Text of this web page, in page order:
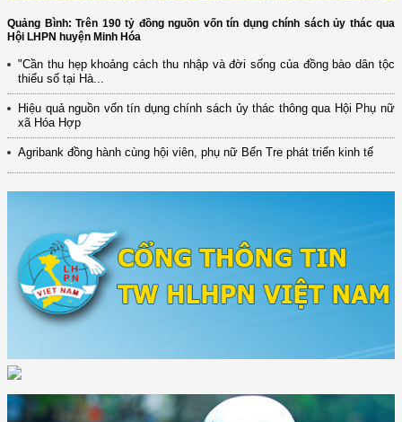
Quảng Bình: Trên 190 tỷ đồng nguồn vốn tín dụng chính sách ủy thác qua
Hội LHPN huyện Minh Hóa
"Cần thu hẹp khoảng cách thu nhập và đời sống của đồng bào dân tộc
thiểu số tại Hà...
Hiệu quả nguồn vốn tín dụng chính sách ủy thác thông qua Hội Phụ nữ
xã Hóa Hợp
Agribank đồng hành cùng hội viên, phụ nữ Bến Tre phát triển kinh tế